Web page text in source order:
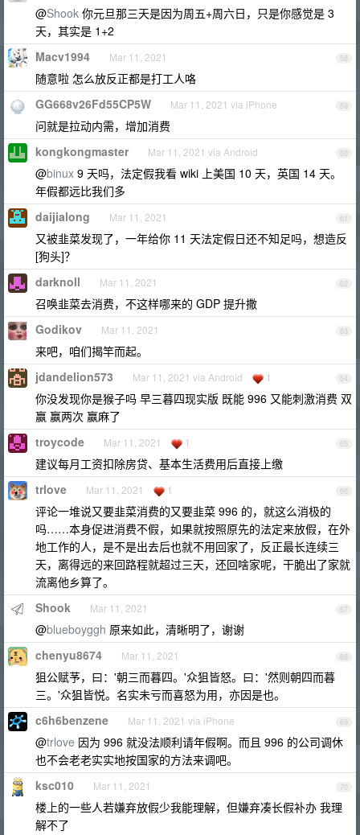
@Shook 你元旦那三天是因为周五+周六日，只是你感觉是 3
天，其实是 1+2
58
Macv1994 Mar 11, 2021
随意啦 怎么放反正都是打工人咯
59
GG668v26Fd55CP5W Mar 11, 2021 via iPhone
问就是拉动内需，增加消费
60
kongkongmaster Mar 11, 2021 via Android
@binux 9 天吗，法定假我看 wiki 上美国 10 天，英国 14 天。
年假都远比我们多
61
daijialong Mar 11, 2021
又被韭菜发现了，一年给你 11 天法定假日还不知足吗，想造反
[狗头]？
62
darknoll Mar 11, 2021
召唤韭菜去消费，不这样哪来的 GDP 提升撒
63
Godikov Mar 11, 2021
来吧，咱们揭竿而起。
64
jdandelion573 Mar 11, 2021 via Android 1
你没发现你是猴子吗 早三暮四现实版 既能 996 又能刺激消费 双
赢 赢两次 赢麻了
65
troycode Mar 11, 2021 1
建议每月工资扣除房贷、基本生活费用后直接上缴
66
trlove Mar 11, 2021 1
评论一堆说又要韭菜消费的又要韭菜 996 的，就这么消极的
吗……本身促进消费不假，如果就按照原先的法定来放假，在外
地工作的人，是不是出去后也就不用回家了，反正最长连续三
天，离得远的来回路程就超过三天，还回啥家呢，干脆出了家就
流离他乡算了。
67
Shook Mar 11, 2021
@blueboyggh 原来如此，清晰明了，谢谢
68
chenyu8674 Mar 11, 2021
狙公赋芧，曰：'朝三而暮四。'众狙皆怒。曰：'然则朝四而暮
三。'众狙皆悦。名实未亏而喜怒为用，亦因是也。
69
c6h6benzene Mar 11, 2021 via iPhone
@trlove 因为 996 就没法顺利请年假啊。而且 996 的公司调休
也不会老老实实地按国家的方法来调吧。
70
ksc010 Mar 11, 2021
楼上的一些人若嫌弃放假少我能理解，但嫌弃凑长假补办 我理
解不了